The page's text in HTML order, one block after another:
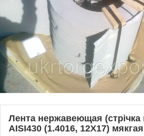
Лента нержавеющая (стрічка
AISI430 (1.4016, 12Х17)